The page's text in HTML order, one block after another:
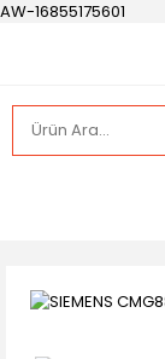
AW-16855175601